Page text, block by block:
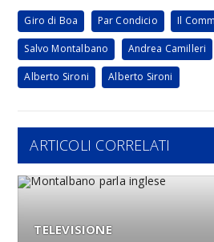
Giro di Boa Par Condicio Il
Salvo Montalbano Andrea Camilleri
Alberto Sironi Alberto Sironi
ARTICOLI CORRELATI
TELEVISIONE